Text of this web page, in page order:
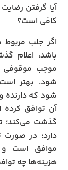
آیا گرفتن
کافی است؟
اگر جلب
باشد، اعلام
موجب موقوفی
شود. بهتر
شود که دارنده
آن توافق
گذشت می‌کند؛
دارد؛ در صورت
موافق است و
هزینه‌ها چه